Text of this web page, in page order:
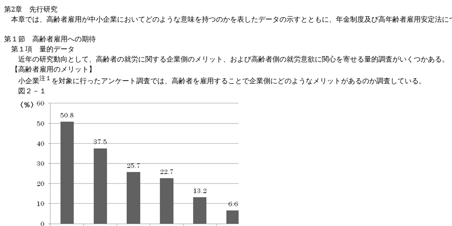
第2章 先行研究
本章では、高齢者雇用が中小企業においてどのような意味を持つのかを表したデータの示すとともに、年金制度及び高年齢者雇用安定法に
第１節 高齢者雇用への期待
第１項 量的データ
近年の研究動向として、高齢者の就労に関する企業側のメリット、および高齢者側の就労意欲に関心を寄せる量的調査がいくつかある。
【高齢者雇用のメリット】
小企業注１ を対象に行ったアンケート調査では、高齢者を雇用することで企業側にどのようなメリットがあるのか調査している。
図２－１